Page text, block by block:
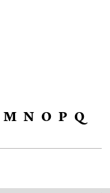
M N O P Q